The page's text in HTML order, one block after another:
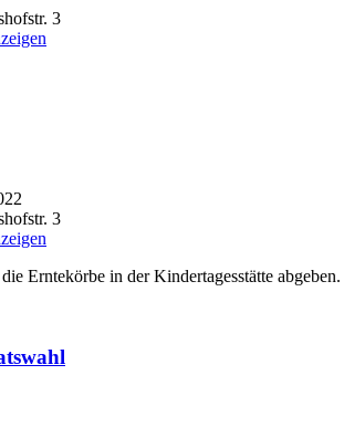
3
3
Erntekörbe in der Kindertagesstätte